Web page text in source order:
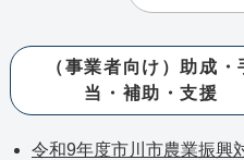
（事業者向け）助成・
当・補助・支援
令和9年度市川市農業振興